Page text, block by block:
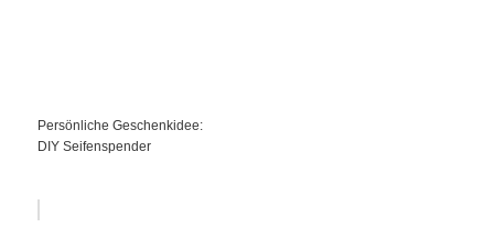
Persönliche Geschenkidee:
DIY Seifenspender